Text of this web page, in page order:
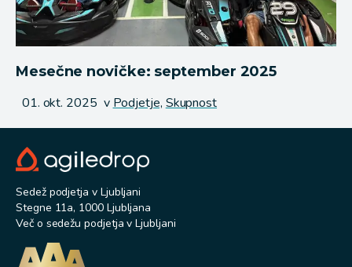
Mesečne novičke: september 2025
Objavljeno
01. okt. 2025 v Podjetje, Skupnost
Sedež podjetja v Ljubljani
Stegne 11a, 1000 Ljubljana
Več o sedežu podjetja v Ljubljani